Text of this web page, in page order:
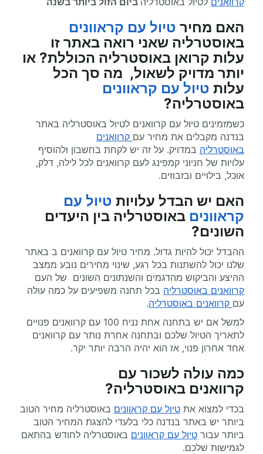
האם מחיר טיול עם קראוונים
באוסטרליה שאני רואה באתר זו
עלות קרואן באוסטרליה הכוללת? או
יותר מדויק לשאול, מה סך הכל
עלות טיול עם קראוונים
באוסטרליה?
כשמזמינים טיול עם קרוואנים לטיול באוסטרליה באתר
בנדנה מקבלים את מחיר עם קרוואנים
באוסטרליה במדויק. על זה יש לקחת בחשבון ולהוסיף
עלויות של חניוני קמפינג לעם קרוואנים לכל לילה, דלק,
אוכל, בילויים ובזבוזים.
האם יש הבדל עלויות טיול עם
קראוונים באוסטרליה בין היעדים
השונים?
ההבדל יכול להיות גדול. מחיר טיול עם קרוואנים ב באתר
שלנו יכול להשתנות בכל רגע, שינוי מחירים נובע ממצב
ההיצע והביקוש מהדגמים והשנתונים השונים של העם
קרוואנים באוסטרליה בכל תחנה משפיעים על כמה עולה
עם קרוואנים באוסטרליה.
למשל אם יש בתחנה אחת נניח 100 עם קרוואנים פנויים
לתאריך הטיול שלכם ובתחנה אחרת נותר עם קרוואנים
אחד אחרון פנוי, אז הוא יהיה הרבה יותר יקר.
כמה עולה לשכור עם
קרוואנים באוסטרליה?
בכדי למצוא את טיול עם קראוונים באוסטרליה מחיר הטוב
ביותר יש באתר בנדנה כלי בלעדי להצגת המחיר הטוב
ביותר עבור טיול עם קראוונים באוסטרליה לחודש בהתאם
לגמישות שלכם.